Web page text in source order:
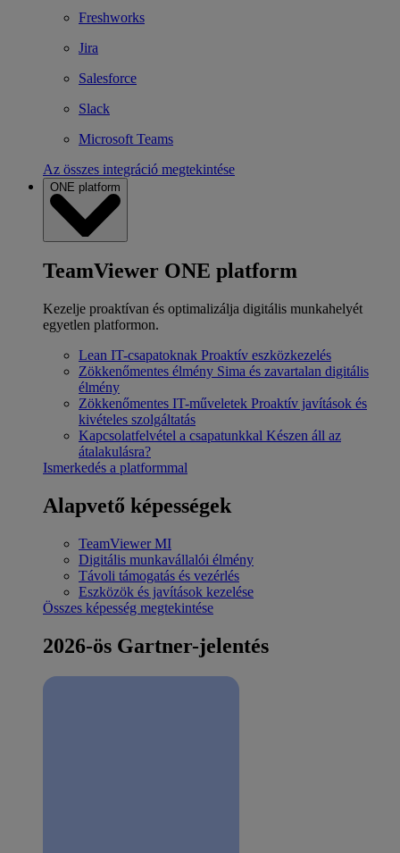
Freshworks
Jira
Salesforce
Slack
Microsoft Teams
Az összes integráció megtekintése
ONE platform
TeamViewer ONE platform
Kezelje proaktívan és optimalizálja digitális munkahelyét
egyetlen platformon.
Lean IT-csapatoknak Proaktív eszközkezelés
Zökkenőmentes élmény Sima és zavartalan digitális
élmény
Zökkenőmentes IT-műveletek Proaktív javítások és
kivételes szolgáltatás
Kapcsolatfelvétel a csapatunkkal Készen áll az
átalakulásra?
Ismerkedés a platformmal
Alapvető képességek
TeamViewer MI
Digitális munkavállalói élmény
Távoli támogatás és vezérlés
Eszközök és javítások kezelése
Összes képesség megtekintése
2026-ös Gartner-jelentés